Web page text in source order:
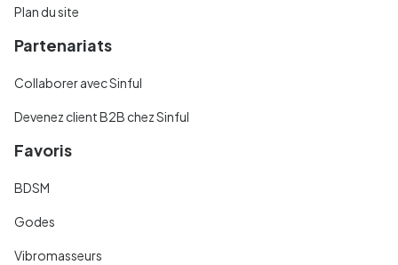
Plan du site
Partenariats
Collaborer avec Sinful
Devenez client B2B chez Sinful
Favoris
BDSM
Godes
Vibromasseurs